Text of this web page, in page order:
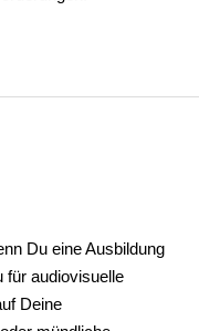
Du eine Ausbildung
für audiovisuelle
Deine